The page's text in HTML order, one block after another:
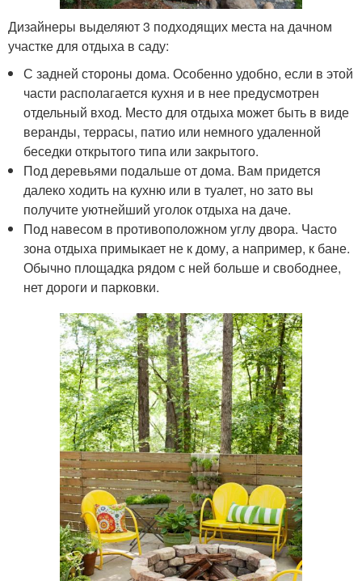
Дизайнеры выделяют 3 подходящих места на дачном
участке для отдыха в саду:
С задней стороны дома. Особенно удобно, если в этой
части располагается кухня и в нее предусмотрен
отдельный вход. Место для отдыха может быть в виде
веранды, террасы, патио или немного удаленной
беседки открытого типа или закрытого.
Под деревьями подальше от дома. Вам придется
далеко ходить на кухню или в туалет, но зато вы
получите уютнейший уголок отдыха на даче.
Под навесом в противоположном углу двора. Часто
зона отдыха примыкает не к дому, а например, к бане.
Обычно площадка рядом с ней больше и свободнее,
нет дороги и парковки.